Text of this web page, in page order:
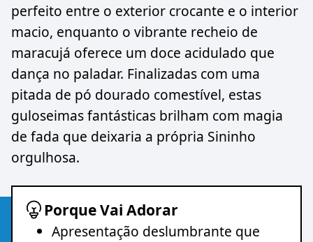
perfeito entre o exterior crocante e o interior
macio, enquanto o vibrante recheio de
maracujá oferece um doce acidulado que
dança no paladar. Finalizadas com uma
pitada de pó dourado comestível, estas
guloseimas fantásticas brilham com magia
de fada que deixaria a própria Sininho
orgulhosa.
Porque Vai Adorar
Apresentação deslumbrante que